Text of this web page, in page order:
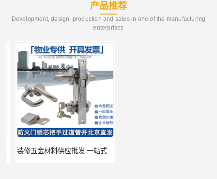
产品推荐
Development, design, production and sales in one of the manufacturing
enterprises
装修五金材料供应批发 一站式供应